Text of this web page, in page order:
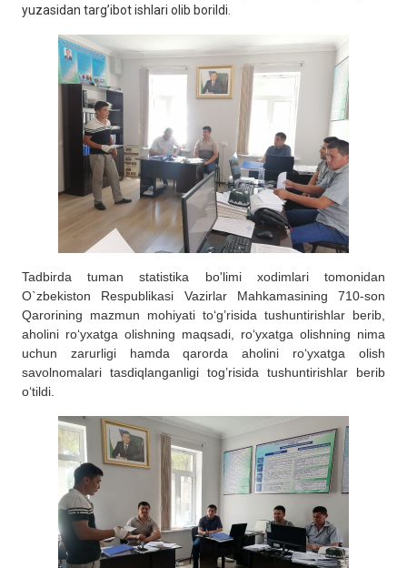
yuzasidan targ’ibot ishlari olib borildi.
Tadbirda tuman statistika bo'limi xodimlari tomonidan
O`zbekiston Respublikasi Vazirlar Mahkamasining 710-son
Qarorining mazmun mohiyati to‘g’risida tushuntirishlar berib,
aholini ro‘yxatga olishning maqsadi, ro‘yxatga olishning nima
uchun zarurligi hamda qarorda aholini ro‘yxatga olish
savolnomalari tasdiqlanganligi tog’risida tushuntirishlar berib
o‘tildi.